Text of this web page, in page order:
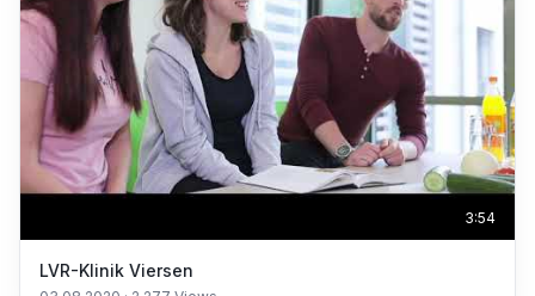
3:54
LVR-Klinik Viersen